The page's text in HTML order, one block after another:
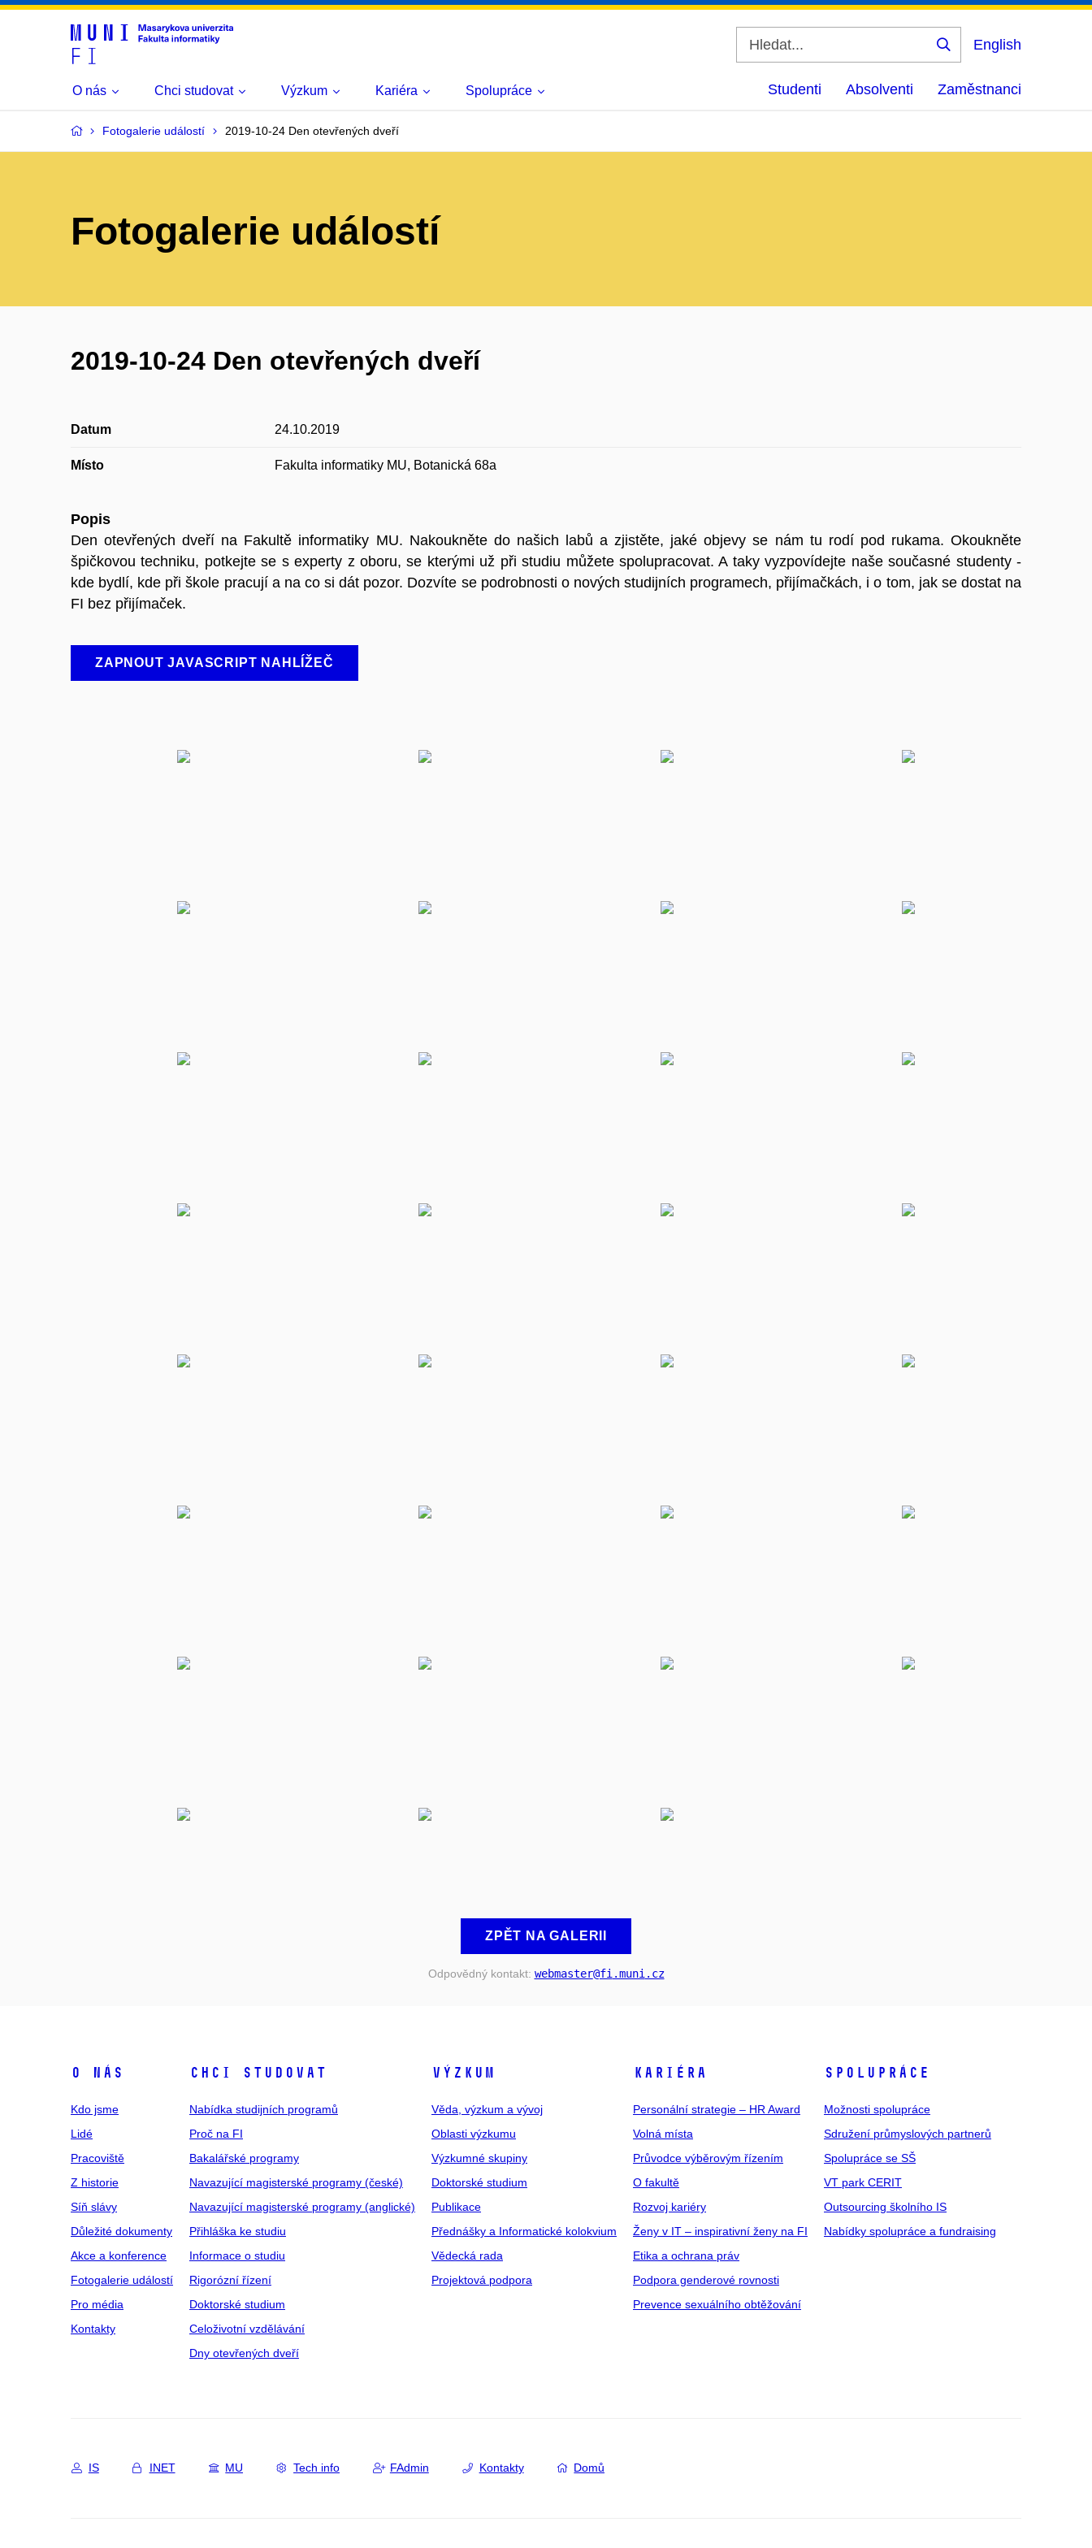
Vyhledat
English
O nás Chci studovat Výzkum Kariéra Spolupráce Studenti Absolventi Zaměstnanci
Fotogalerie událostí 2019-10-24 Den otevřených dveří
Fotogalerie událostí
2019-10-24 Den otevřených dveří
Datum 24.10.2019
Místo Fakulta informatiky MU, Botanická 68a
Popis
Den otevřených dveří na Fakultě informatiky MU. Nakoukněte do našich labů a zjistěte, jaké objevy se nám tu rodí pod rukama. Okoukněte
špičkovou techniku, potkejte se s experty z oboru, se kterými už při studiu můžete spolupracovat. A taky vyzpovídejte naše současné studenty -
kde bydlí, kde při škole pracují a na co si dát pozor. Dozvíte se podrobnosti o nových studijních programech, přijímačkách, i o tom, jak se dostat na
FI bez přijímaček.
ZAPNOUT JAVASCRIPT NAHLÍŽEČ
ZPĚT NA GALERII
Odpovědný kontakt: webmaster@fi.muni.cz
O NÁS
Kdo jsme
Lidé
Pracoviště
Z historie
Síň slávy
Důležité dokumenty
Akce a konference
Fotogalerie událostí
Pro média
Kontakty
CHCI STUDOVAT
Nabídka studijních programů
Proč na FI
Bakalářské programy
Navazující magisterské programy (české)
Navazující magisterské programy (anglické)
Přihláška ke studiu
Informace o studiu
Rigorózní řízení
Doktorské studium
Celoživotní vzdělávání
Dny otevřených dveří
VÝZKUM
Věda, výzkum a vývoj
Oblasti výzkumu
Výzkumné skupiny
Doktorské studium
Publikace
Přednášky a Informatické kolokvium
Vědecká rada
Projektová podpora
KARIÉRA
Personální strategie – HR Award
Volná místa
Průvodce výběrovým řízením
O fakultě
Rozvoj kariéry
Ženy v IT – inspirativní ženy na FI
Etika a ochrana práv
Podpora genderové rovnosti
Prevence sexuálního obtěžování
SPOLUPRÁCE
Možnosti spolupráce
Sdružení průmyslových partnerů
Spolupráce se SŠ
VT park CERIT
Outsourcing školního IS
Nabídky spolupráce a fundraising
IS INET MU Tech info FAdmin Kontakty Domů